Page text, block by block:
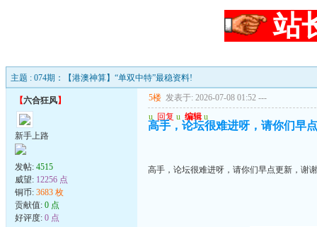
站
主题 : 074期：【港澳神算】“单双中特”最稳资料!
【六合狂风】
新手上路
发帖: 4515
威望: 12256 点
铜币: 3683 枚
贡献值: 0 点
好评度: 0 点
5楼 发表于: 2026-07-08 01:52 ---
u 回复 u 编辑 u
高手，论坛很难进呀，请你们早
高手，论坛很难进呀，请你们早点更新，谢谢